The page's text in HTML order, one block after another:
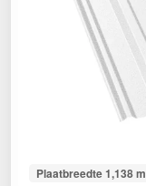
Plaatbreedte 1,138 m